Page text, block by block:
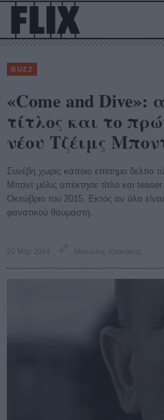
BUZZ
«Come and Dive»:
τίτλος και το
νέου Τζέιμς
Συνέβη χωρίς κάποιο επίσημο δελτίο
Μποντ μόλις απέκτησε τίτλο και
Οκτώβριο του 2015. Εκτός αν όλα
φανατικού θαυμαστή.
20 Μάρ 2014 Μανώλης Κρανάκης